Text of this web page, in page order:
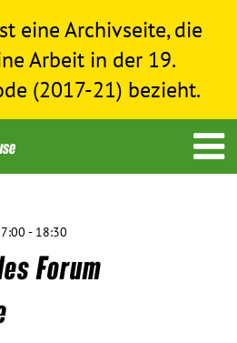
eine Archivseite, die
Arbeit in der 19.
(2017-21) bezieht.
- 18:30
Forum